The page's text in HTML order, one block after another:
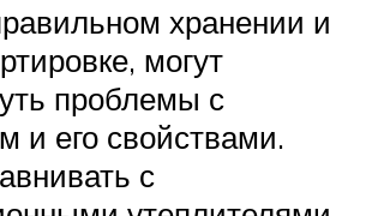
хранении и
могут
проблемы с
и его свойствами.
с